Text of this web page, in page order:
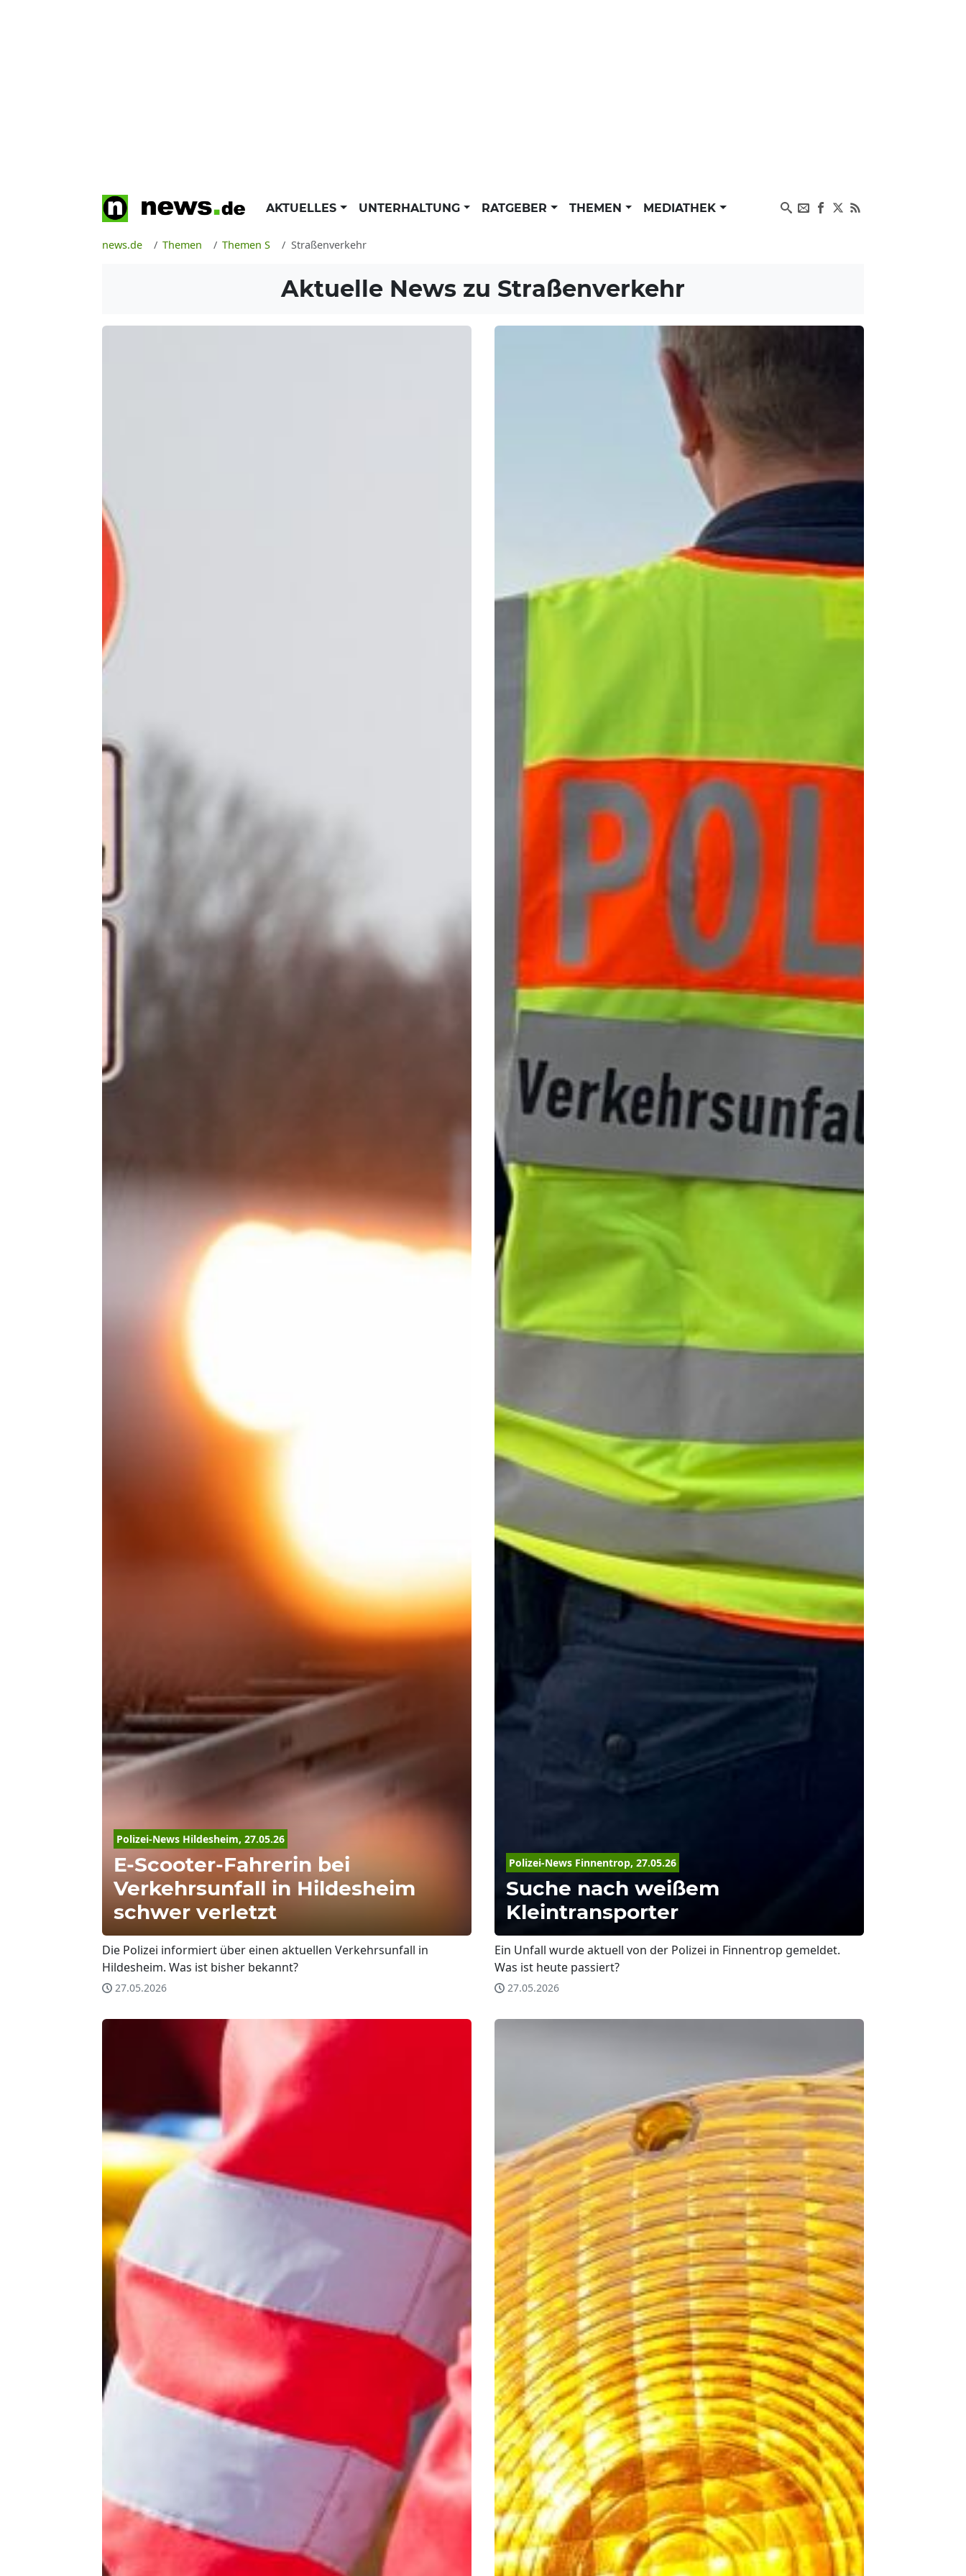
AKTUELLES UNTERHALTUNG RATGEBER THEMEN MEDIATHEK
news.de Themen Themen S Straßenverkehr
Aktuelle News zu Straßenverkehr
Polizei-News Hildesheim, 27.05.26
E-Scooter-Fahrerin bei
Verkehrsunfall in Hildesheim
schwer verletzt
Die Polizei informiert über einen aktuellen Verkehrsunfall in
Hildesheim. Was ist bisher bekannt?
27.05.2026
Polizei-News Finnentrop, 27.05.26
Suche nach weißem
Kleintransporter
Ein Unfall wurde aktuell von der Polizei in Finnentrop gemeldet.
Was ist heute passiert?
27.05.2026